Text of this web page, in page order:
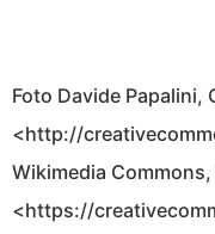
Foto Davide Papalini,
<http://
Wikimedia
<https://